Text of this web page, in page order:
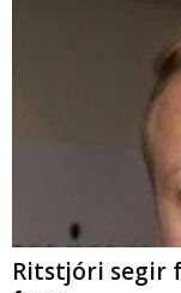
Ritstjóri segir